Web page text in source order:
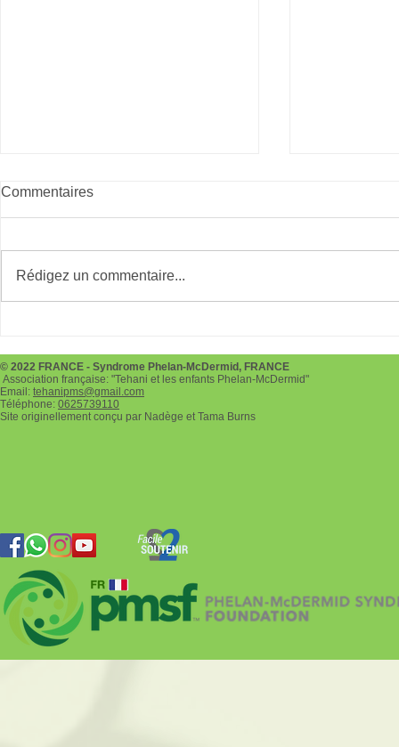
Commentaires
Rédigez un commentaire...
© 2022 FRANCE - Syndrome Phelan-McDermid, FRANCE
Association française: "Tehani et les enfants Phelan-McDermid"
Email: tehanipms@gmail.com
Téléphone: 0625739110
Site originellement conçu par Nadège et Tama Burns